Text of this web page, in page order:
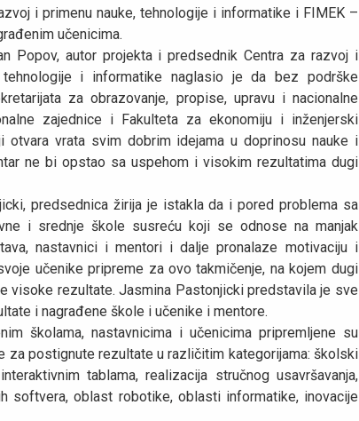
i primenu nauke, tehnologije i informatike i FIMEK –
učenicima.
Popov, autor projekta i predsednik Centra za razvoj i
tehnologije i informatike naglasio je da bez podrške
za obrazovanje, propise, upravu i nacionalne
zajednice i Fakulteta za ekonomiju i inženjerski
otvara vrata svim dobrim idejama u doprinosu nauke i
ne bi opstao sa uspehom i visokim rezultatima dugi
predsednica žirija je istakla da i pored problema sa
i srednje škole susreću koji se odnose na manjak
nastavnici i mentori i dalje pronalaze motivaciju i
učenike pripreme za ovo takmičenje, na kojem dugi
visoke rezultate. Jasmina Pastonjicki predstavila je sve
i nagrađene škole i učenike i mentore.
školama, nastavnicima i učenicima pripremljene su
za postignute rezultate u različitim kategorijama: školski
tablama, realizacija stručnog usavršavanja,
softvera, oblast robotike, oblasti informatike, inovacije